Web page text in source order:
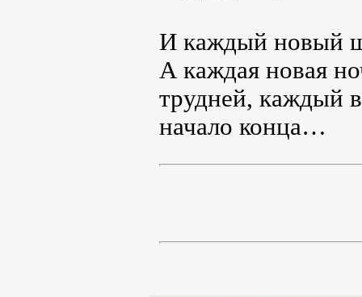
И каждый новый
А каждая новая
трудней, каждый
начало конца…